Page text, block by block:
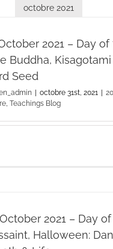
octobre 2021
2021 – Day of
Buddha,
Seed
octobre 31st, 2021
, Teachings Blog
2021 – Day
Halloween: